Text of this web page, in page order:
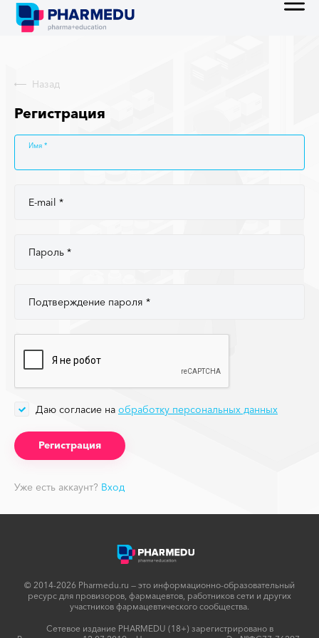
Назад
Регистрация
Имя
E-mail
Пароль
Подтверждение пароля
Даю согласие на обработку персональных данных
Уже есть аккаунт? Вход
© 2014-2026 Pharmedu.ru — это информационно-образовательный
ресурс для провизоров, фармацевтов, работников сети и других
участников фармацевтического сообщества.
Сетевое издание PHARMEDU (18+) зарегистрировано в